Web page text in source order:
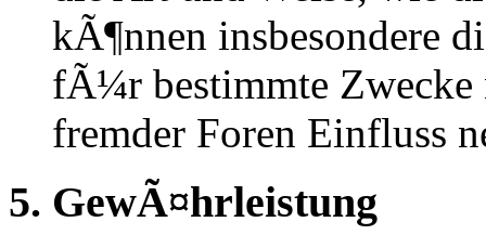
kÃ¶nnen insbesondere
fÃ¼r bestimmte Zwecke
fremder Foren Einfluss
5. GewÃ¤hrleistung